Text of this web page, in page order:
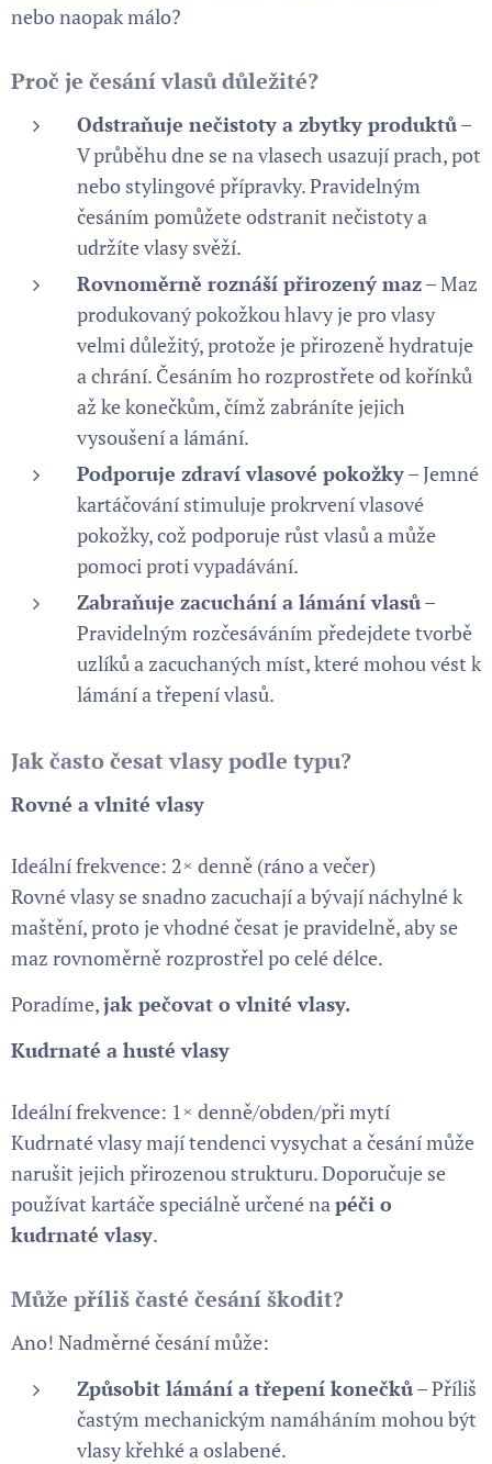
nebo naopak málo?
Proč je česání vlasů důležité?
Odstraňuje nečistoty a zbytky produktů–
V průběhu dne se na vlasech usazují prach, pot
nebo stylingové přípravky. Pravidelným
česáním pomůžete odstranit nečistoty a
udržíte vlasy svěží.
Rovnoměrně roznáší přirozený maz– Maz
produkovaný pokožkou hlavy je pro vlasy
velmi důležitý, protože je přirozeně hydratuje
a chrání. Česáním ho rozprostřete od kořínků
až ke konečkům, čímž zabráníte jejich
vysoušení a lámání.
Podporuje zdraví vlasové pokožky– Jemné
kartáčování stimuluje prokrvení vlasové
pokožky, což podporuje růst vlasů a může
pomoci proti vypadávání.
Zabraňuje zacuchání a lámání vlasů–
Pravidelným rozčesáváním předejdete tvorbě
uzlíků a zacuchaných míst, které mohou vést k
lámání a třepení vlasů.
Jak často česat vlasy podle typu?
Rovné a vlnité vlasy
Ideální frekvence: 2× denně (ráno a večer)
Rovné vlasy se snadno zacuchají a bývají náchylné k
maštění, proto je vhodné česat je pravidelně, aby se
maz rovnoměrně rozprostřel po celé délce.
Poradíme,jak pečovat o vlnité vlasy.
Kudrnaté a husté vlasy
Ideální frekvence: 1× denně/obden/při mytí
Kudrnaté vlasy mají tendenci vysychat a česání může
narušit jejich přirozenou strukturu. Doporučuje se
používat kartáče speciálně určené napéči o
kudrnaté vlasy.
Může příliš časté česání škodit?
Ano! Nadměrné česání může:
Způsobit lámání a třepení konečků– Příliš
častým mechanickým namáháním mohou být
vlasy křehké a oslabené.